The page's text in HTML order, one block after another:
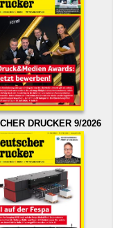
DRUCKER 9/2026